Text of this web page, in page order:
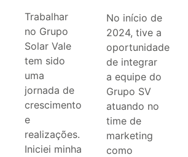
Trabalhar
no Grupo
Solar Vale
tem sido
uma
jornada de
crescimento
e
realizações.
Iniciei minha
No início de
2024, tive a
oportunidade
de integrar
a equipe do
Grupo SV
atuando no
time de
marketing
como